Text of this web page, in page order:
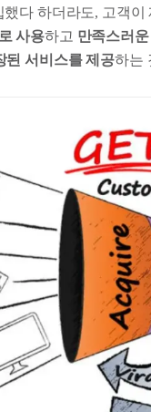
다 하더라도, 고객
사용하고 만족스러운
된 서비스를 제공하는